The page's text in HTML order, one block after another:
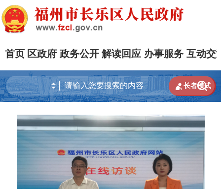
首页 区政府 政务公开 解读回应 办事服务 互动交

 长者模式